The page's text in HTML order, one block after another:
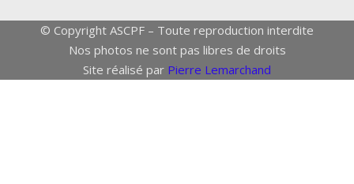
© Copyright ASCPF – Toute reproduction interdite
Nos photos ne sont pas libres de droits
Site réalisé par Pierre Lemarchand